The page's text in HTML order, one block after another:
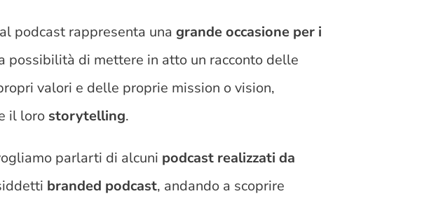
podcast rappresenta unagrande occasione per i
possibilità di mettere in atto un racconto delle
valori e delle proprie mission o vision,
il loro storytelling.
parlarti di alcuni podcast realizzati da
branded podcast, andando a scoprire